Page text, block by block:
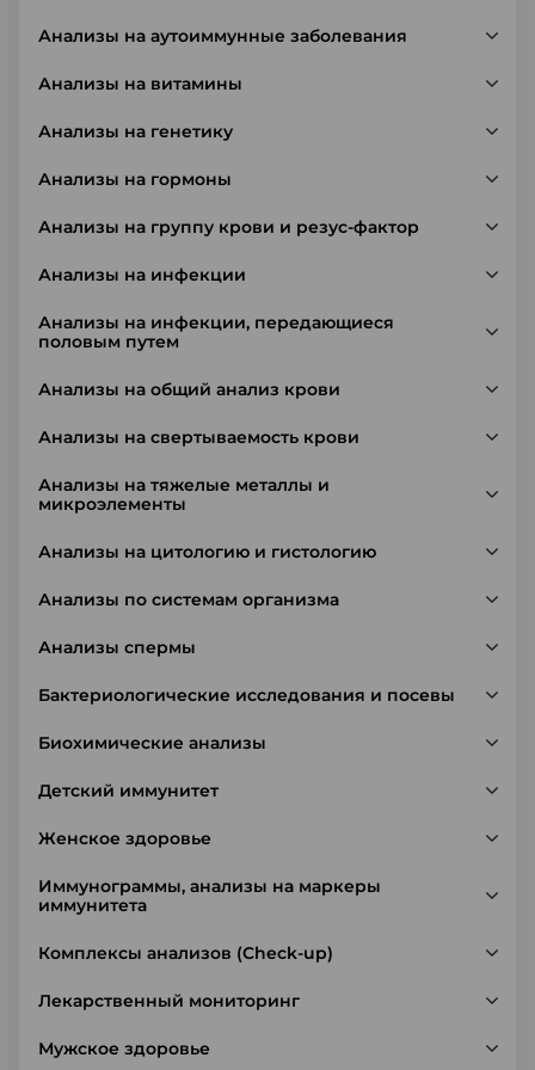
Анализы на аутоиммунные заболевания
Анализы на витамины
Анализы на генетику
Анализы на гормоны
Анализы на группу крови и резус-фактор
Анализы на инфекции
Анализы на инфекции, передающиеся
половым путем
Анализы на общий анализ крови
Анализы на свертываемость крови
Анализы на тяжелые металлы и
микроэлементы
Анализы на цитологию и гистологию
Анализы по системам организма
Анализы спермы
Бактериологические исследования и посевы
Биохимические анализы
Детский иммунитет
Женское здоровье
Иммунограммы, анализы на маркеры
иммунитета
Комплексы анализов (Check-up)
Лекарственный мониторинг
Мужское здоровье